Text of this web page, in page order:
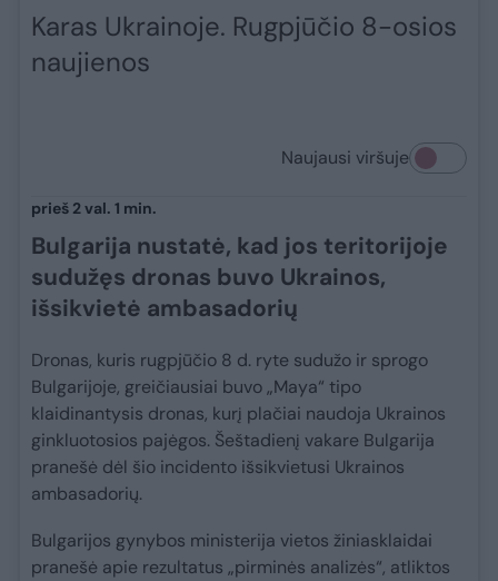
Karas Ukrainoje. Rugpjūčio 8-osios
naujienos
Naujausi viršuje
prieš 2 val. 1 min.
Bulgarija nustatė, kad jos teritorijoje
sudužęs dronas buvo Ukrainos,
išsikvietė ambasadorių
Dronas, kuris rugpjūčio 8 d. ryte sudužo ir sprogo
Bulgarijoje, greičiausiai buvo „Maya“ tipo
klaidinantysis dronas, kurį plačiai naudoja Ukrainos
ginkluotosios pajėgos. Šeštadienį vakare Bulgarija
pranešė dėl šio incidento išsikvietusi Ukrainos
ambasadorių.
Bulgarijos gynybos ministerija vietos žiniasklaidai
pranešė apie rezultatus „pirminės analizės“, atliktos